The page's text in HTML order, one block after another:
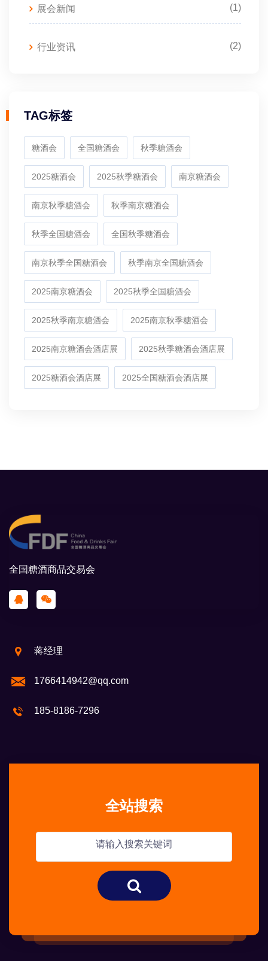
展会新闻 (1)
行业资讯 (2)
TAG标签
糖酒会 全国糖酒会 秋季糖酒会
2025糖酒会 2025秋季糖酒会 南京糖酒会
南京秋季糖酒会 秋季南京糖酒会
秋季全国糖酒会 全国秋季糖酒会
南京秋季全国糖酒会 秋季南京全国糖酒会
2025南京糖酒会 2025秋季全国糖酒会
2025秋季南京糖酒会 2025南京秋季糖酒会
2025南京糖酒会酒店展 2025秋季糖酒会酒店展
2025糖酒会酒店展 2025全国糖酒会酒店展
全国糖酒商品交易会
蒋经理
1766414942@qq.com
185-8186-7296
全站搜索